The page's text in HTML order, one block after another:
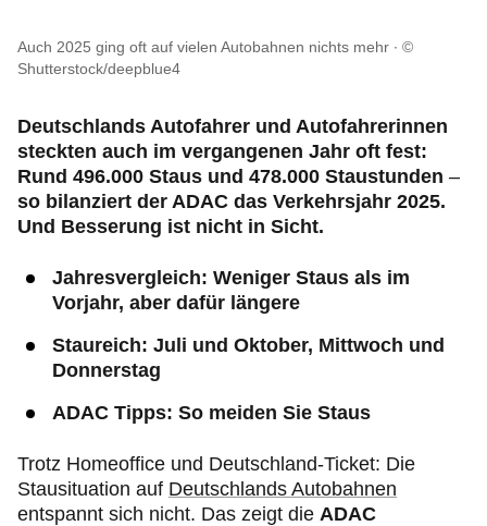
Auch 2025 ging oft auf vielen Autobahnen nichts mehr
©
Shutterstock/deepblue4
Deutschlands Autofahrer und Autofahrerinnen
steckten auch im vergangenen Jahr oft fest:
Rund 496.000 Staus und 478.000 Staustunden –
so bilanziert der ADAC das Verkehrsjahr 2025.
Und Besserung ist nicht in Sicht.
Jahresvergleich: Weniger Staus als im
Vorjahr, aber dafür längere
Staureich: Juli und Oktober, Mittwoch und
Donnerstag
ADAC Tipps: So meiden Sie Staus
Trotz Homeoffice und Deutschland-Ticket: Die
Stausituation auf Deutschlands Autobahnen
entspannt sich nicht. Das zeigt die ADAC